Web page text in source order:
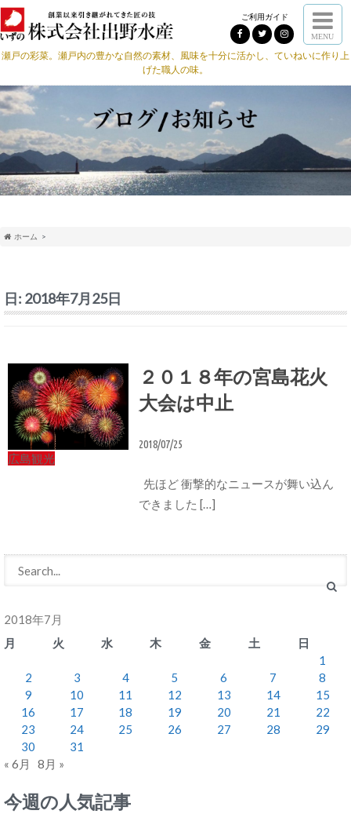
ご利用ガイド
MENU
瀬戸の彩菜。瀬戸内の豊かな自然の素材、風味を十分に活かし、ていねいに作り上
げた職人の味。
ホーム
日: 2018年7月25日
広島観光
２０１８年の宮島花火
大会は中止
2018/07/25
先ほど 衝撃的なニュースが舞い込ん
できました […]
2018年7月
月
火 水 木 金 土
日
1
2
3 4 5 6 7
8
9
10 11 12 13 14
15
16
17 18 19 20 21
22
23
24 25 26 27 28
29
30
31
« 6月
8月 »
今週の人気記事